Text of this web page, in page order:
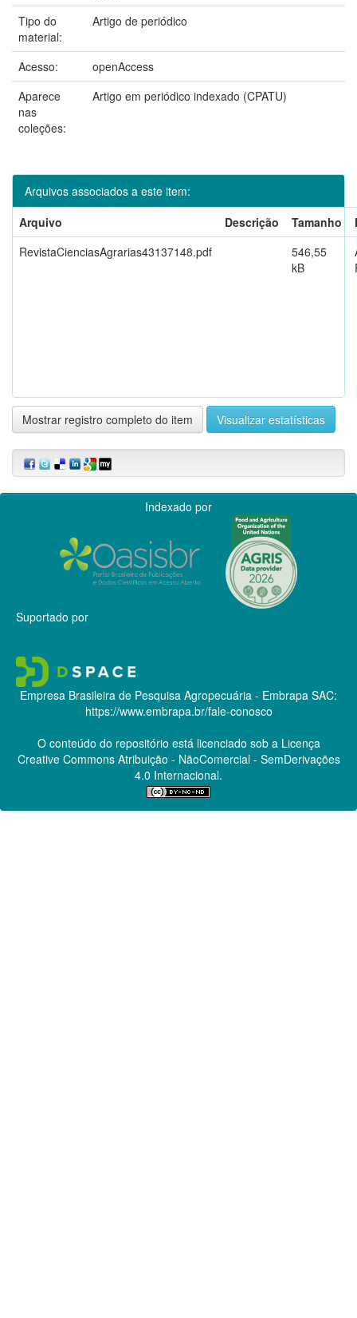
Tipo do
material:
Artigo de periódico
Acesso:
openAccess
Aparece
nas
coleções:
Artigo em periódico indexado (CPATU)
Arquivos associados a este item:
Arquivo
Descrição Tamanho
RevistaCienciasAgrarias43137148.pdf
546,55
kB
Mostrar registro completo do item Visualizar estatísticas
Indexado por
Suportado por
Empresa Brasileira de Pesquisa Agropecuária - Embrapa SAC:
https://www.embrapa.br/fale-conosco
O conteúdo do repositório está licenciado sob a Licença
Creative CommonsAtribuição - NãoComercial - SemDerivações
4.0 Internacional.